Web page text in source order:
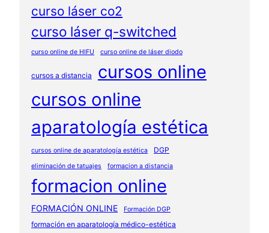
curso láser co2
curso láser q-switched
curso online de HIFU curso online de láser diodo
cursos a distancia
cursos online
cursos online
aparatología estética
cursos online de aparatología estética DGP
eliminación de tatuajes formacion a distancia
formacion online
FORMACIÓN ONLINE Formación DGP
formación en aparatología médico-estética